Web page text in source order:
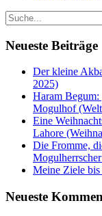
Neueste Beiträge
Der kleine
2025)
Haram
Mogulhof
Eine
Lahore
Die Fromme,
Meine Ziele
Neueste